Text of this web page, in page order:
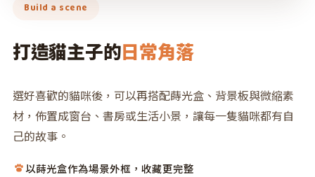
Build a scene
打造貓主子的日常角落
選好喜歡的貓咪後，可以再搭配蒔光盒、背景板與微縮素
材，佈置成窗台、書房或生活小景，讓每一隻貓咪都有自
己的故事。
以蒔光盒作為場景外框，收藏更完整